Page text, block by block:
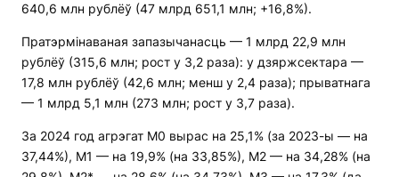
640,6 млн рублёў (47 млрд 651,1 млн; +16,8%).
Пратэрмінаваная запазычанасць — 1 млрд 22,9 млн
рублёў (315,6 млн; рост у 3,2 раза): у дзяржсектара —
17,8 млн рублёў (42,6 млн; менш у 2,4 раза); прыватнага
— 1 млрд 5,1 млн (273 млн; рост у 3,7 раза).
За 2024 год агрэгат М0 вырас на 25,1% (за 2023-ы — на
37,44%), М1 — на 19,9% (на 33,85%), М2 — на 34,28% (на